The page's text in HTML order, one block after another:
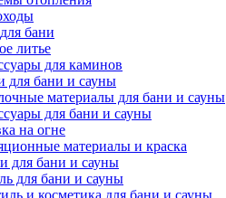
бани
литье
для каминов
для бани и сауны
материалы для бани и сауны
для бани и сауны
на огне
материалы и краска
для бани и сауны
для бани и сауны
и косметика для бани и сауны